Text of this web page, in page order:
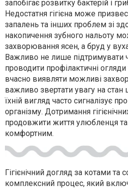
запобігає розвитку бактерій і
Недостатня гігієна може
запалень та інших проблем зі
накопичення зубного нальоту
захворювання ясен, а бруд у
Важливо не лише підтримувати
проводити профілактичні
вчасно виявляти можливі
важливо звертати увагу на стан
їхній вигляд часто сигналізує
організму. Дотримання
продовжити життя улюбленця
комфортним.
Гігієнічний догляд за котами та
комплексний процес, який